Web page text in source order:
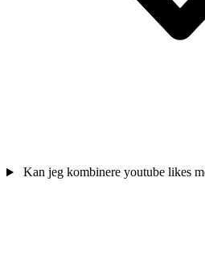
Kan jeg kombinere youtube likes